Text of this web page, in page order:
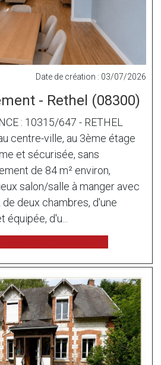
Date de création : 03/07/2026
- Rethel (08300)
: 10315/647 - RETHEL
centre-ville, au 3ème étage
et sécurisée, sans
de 84 m² environ,
salon/salle à manger avec
deux chambres, d'une
d'u...